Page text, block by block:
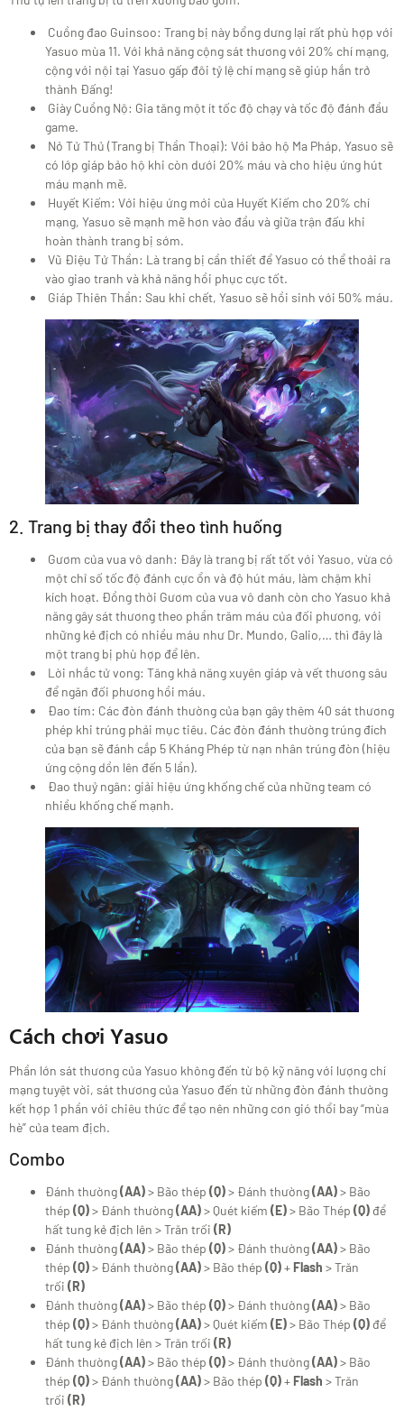
Cuồng đao Guinsoo: Trang bị này bổng dưng lại rất phù hợp với
Yasuo mùa 11. Với khả năng cộng sát thương với 20% chí mạng,
cộng với nội tại Yasuo gấp đôi tỷ lệ chí mạng sẽ giúp hắn trở
thành Đấng!
Giày Cuồng Nộ: Gia tăng một ít tốc độ chạy và tốc độ đánh đầu
game.
Nỏ Tử Thủ (Trang bị Thần Thoại): Với bảo hộ Ma Pháp, Yasuo sẽ
có lớp giáp bảo hộ khi còn dưới 20% máu và cho hiệu ứng hút
máu mạnh mẽ.
Huyết Kiếm: Với hiệu ứng mới của Huyết Kiếm cho 20% chí
mạng, Yasuo sẽ mạnh mẽ hơn vào đầu và giữa trận đấu khi
hoàn thành trang bị sớm.
Vũ Điệu Tử Thần: Là trang bị cần thiết để Yasuo có thể thoải ra
vào giao tranh và khả năng hồi phục cực tốt.
Giáp Thiên Thần: Sau khi chết, Yasuo sẽ hồi sinh với 50% máu.
2. Trang bị thay đổi theo tình huống
Gươm của vua vô danh: Đây là trang bị rất tốt với Yasuo, vừa có
một chỉ số tốc độ đánh cực ổn và độ hút máu, làm chậm khi
kích hoạt. Đồng thời Gươm của vua vô danh còn cho Yasuo khả
năng gây sát thương theo phần trăm máu của đối phương, với
những kẻ địch có nhiều máu như Dr. Mundo, Galio,… thì đây là
một trang bị phù hợp để lên.
Lời nhắc tử vong: Tăng khả năng xuyên giáp và vết thương sâu
để ngăn đối phương hồi máu.
Đao tím: Các đòn đánh thường của bạn gây thêm 40 sát thương
phép khi trúng phải mục tiêu. Các đòn đánh thường trúng đích
của bạn sẽ đánh cắp 5 Kháng Phép từ nạn nhân trúng đòn (hiệu
ứng cộng dồn lên đến 5 lần).
Đao thuỷ ngân: giải hiệu ứng khống chế của những team có
nhiều khống chế mạnh.
Cách chơi Yasuo
Phần lớn sát thương của Yasuo không đến từ bộ kỹ năng với lượng chí
mạng tuyệt vời, sát thương của Yasuo đến từ những đòn đánh thường
kết hợp 1 phần với chiêu thức để tạo nên những cơn gió thổi bay “mùa
hè” của team địch.
Combo
Đánh thường(AA)> Bão thép (Q)> Đánh thường(AA)> Bão
thép (Q)> Đánh thường(AA)> Quét kiếm (E)> Bão Thép (Q) để
hất tung kẻ địch lên > Trăn trối (R)
Đánh thường(AA)> Bão thép (Q)> Đánh thường(AA)> Bão
thép (Q)> Đánh thường(AA)> Bão thép (Q)+ Flash > Trăn
trối (R)
Đánh thường(AA)> Bão thép (Q)> Đánh thường(AA)> Bão
thép (Q)> Đánh thường(AA)> Quét kiếm (E)> Bão Thép (Q) để
hất tung kẻ địch lên > Trăn trối (R)
Đánh thường(AA)> Bão thép (Q)> Đánh thường(AA)> Bão
thép (Q)> Đánh thường(AA)> Bão thép (Q)+ Flash > Trăn
trối (R)